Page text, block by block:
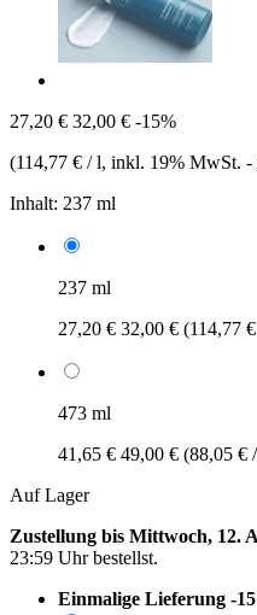
27,20 € 32,00 € -15%
(114,77 € / l, inkl. 19% MwSt. -
Inhalt: 237 ml
237 ml
27,20 € 32,00 € (114,77
473 ml
41,65 € 49,00 € (88,05 €
Auf Lager
Zustellung bis Mittwoch, 12.
23:59 Uhrbestellst.
Einmalige Lieferung -